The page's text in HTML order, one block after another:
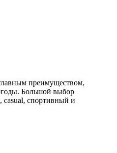
преимуществом,
Большой выбор
casual, спортивный и